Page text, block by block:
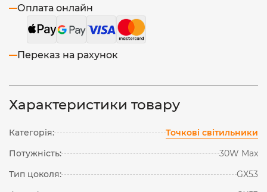
Оплата онлайн
Переказ на рахунок
Характеристики товару
Категорія:
Точкові світильники
Потужність:
30W Max
Тип цоколя:
GX53